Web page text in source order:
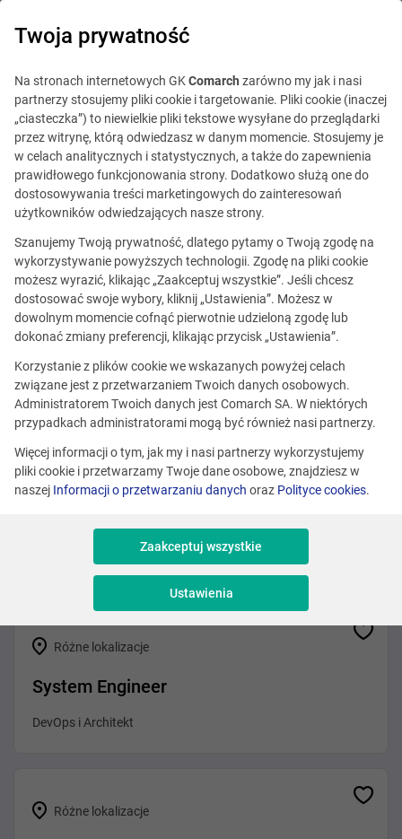
Ta oferta jest już
nieaktualna.
Zobacz podobne oferty
Różne lokalizacje
Różne lokalizacje
System Engineer
DevOps i Architekt
Różne lokalizacje
Twoja prywatność
Na stronach internetowych GKComarch zarówno my jak i nasi
partnerzy stosujemy pliki cookie i targetowanie. Pliki cookie (inaczej
„ciasteczka”) to niewielkie pliki tekstowe wysyłane do przeglądarki
przez witrynę, którą odwiedzasz w danym momencie. Stosujemy je
w celach analitycznych i statystycznych, a także do zapewnienia
prawidłowego funkcjonowania strony. Dodatkowo służą one do
dostosowywania treści marketingowych do zainteresowań
użytkowników odwiedzających nasze strony.
Szanujemy Twoją prywatność, dlatego pytamy o Twoją zgodę na
wykorzystywanie powyższych technologii. Zgodę na pliki cookie
możesz wyrazić, klikając „Zaakceptuj wszystkie”. Jeśli chcesz
dostosować swoje wybory, kliknij „Ustawienia”. Możesz w
dowolnym momencie cofnąć pierwotnie udzieloną zgodę lub
dokonać zmiany preferencji, klikając przycisk „Ustawienia”.
Korzystanie z plików cookie we wskazanych powyżej celach
związane jest z przetwarzaniem Twoich danych osobowych.
Administratorem Twoich danych jest Comarch SA. W niektórych
przypadkach administratorami mogą być również nasi partnerzy.
Więcej informacji o tym, jak my i nasi partnerzy wykorzystujemy
pliki cookie i przetwarzamy Twoje dane osobowe, znajdziesz w
naszej Informacji o przetwarzaniu danych oraz Polityce cookies.
Zaakceptuj wszystkie
Ustawienia